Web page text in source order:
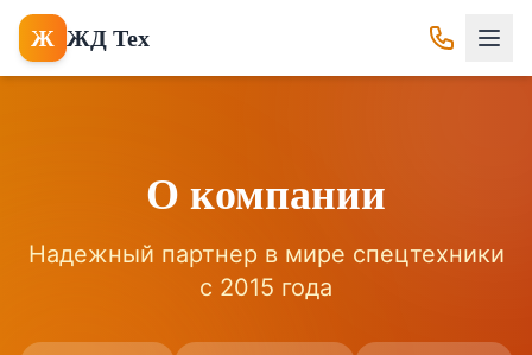
Ж ЖД Тех
О компании
Надежный партнер в мире спецтехники
с 2015 года